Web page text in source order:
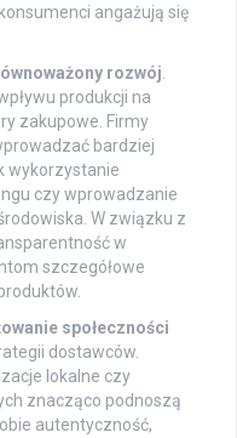
angażują się
rozwój.
produkcji na
zakupowe. Firmy
bardziej
wykorzystanie
czy wprowadzanie
W związku z
w
szczegółowe
społeczności
dostawców.
lokalne czy
znacząco podnoszą
autentyczność,